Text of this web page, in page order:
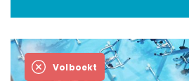
Volboekt